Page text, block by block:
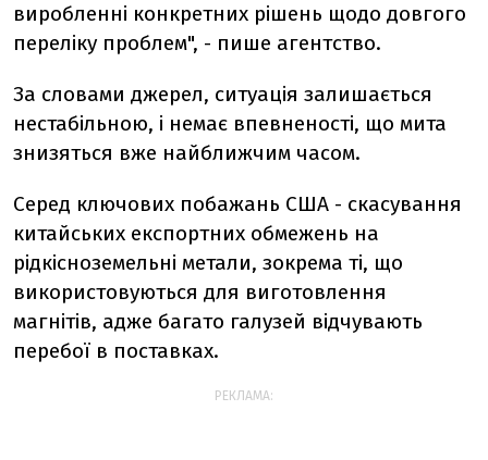
виробленні конкретних рішень щодо довгого
переліку проблем", - пише агентство.
За словами джерел, ситуація залишається
нестабільною, і немає впевненості, що мита
знизяться вже найближчим часом.
Серед ключових побажань США - скасування
китайських експортних обмежень на
рідкісноземельні метали, зокрема ті, що
використовуються для виготовлення
магнітів, адже багато галузей відчувають
перебої в поставках.
РЕКЛАМА: